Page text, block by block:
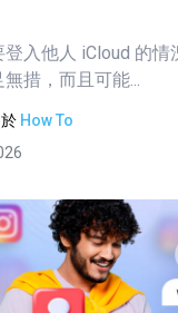
入他人 iCloud 的情
措，而且可能...
於 How To